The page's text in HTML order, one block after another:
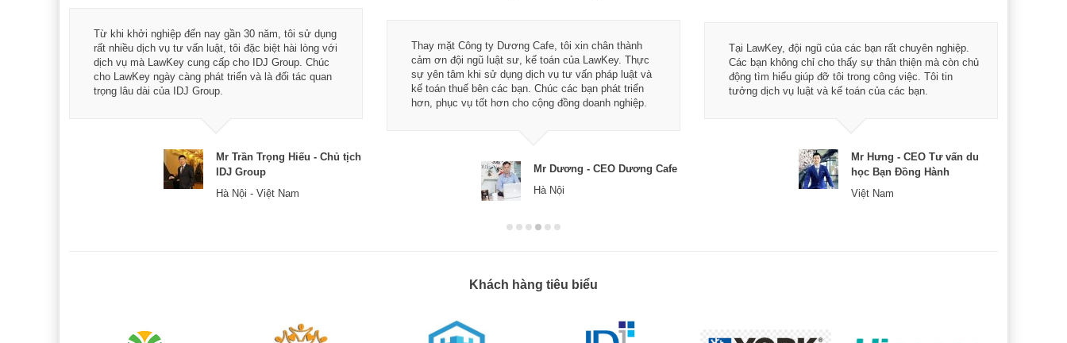
Từ khi khởi nghiệp đến nay gần 30 năm, tôi sử dụng
rất nhiều dịch vụ tư vấn luật, tôi đặc biệt hài lòng với
dịch vụ mà LawKey cung cấp cho IDJ Group. Chúc
cho LawKey ngày càng phát triển và là đối tác quan
trọng lâu dài của IDJ Group.
Mr Trần Trọng Hiếu - Chủ tịch
IDJ Group
Hà Nội - Việt Nam
Thay mặt Công ty Dương Cafe, tôi xin chân thành
cảm ơn đội ngũ luật sư, kế toán của LawKey. Thực
sự yên tâm khi sử dụng dịch vụ tư vấn pháp luật và
kế toán thuế bên các bạn. Chúc các bạn phát triển
hơn, phục vụ tốt hơn cho cộng đồng doanh nghiệp.
Mr Dương - CEO Dương Cafe
Hà Nội
Tại LawKey, đội ngũ của các bạn rất chuyên nghiệp.
Các bạn không chỉ cho thấy sự thân thiện mà còn chủ
động tìm hiểu giúp đỡ tôi trong công việc. Tôi tin
tưởng dịch vụ luật và kế toán của các bạn.
Mr Hưng - CEO Tư vấn du
học Bạn Đồng Hành
Việt Nam
Khách hàng tiêu biểu